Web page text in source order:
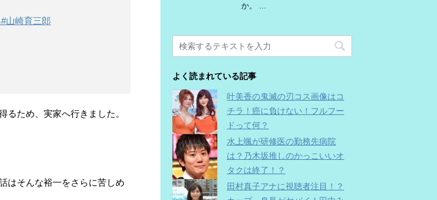
#山崎育三郎
ため、実家へ行きました。
はそんな裕一をさらに苦しめ
か。 ...
よく読まれている記事
叶美香の鬼滅の刃コス画像はコ
チラ！癌に負けない！フルフー
ドって何？
水上颯が研修医の勤務先病院
は？乃木坂推しのかっこいいオ
タクは終了！？
田村真子アナに視聴者注目！？